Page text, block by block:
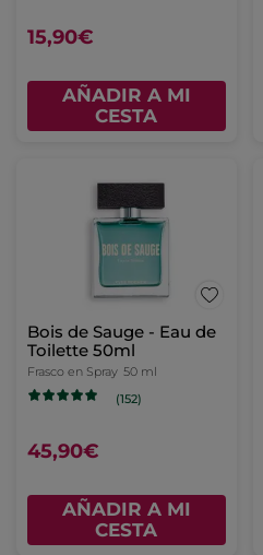
15,90€
AÑADIR A MI
CESTA
Bois de Sauge - Eau de
Toilette 50ml
Frasco en Spray 50 ml
(152)
45,90€
AÑADIR A MI
CESTA